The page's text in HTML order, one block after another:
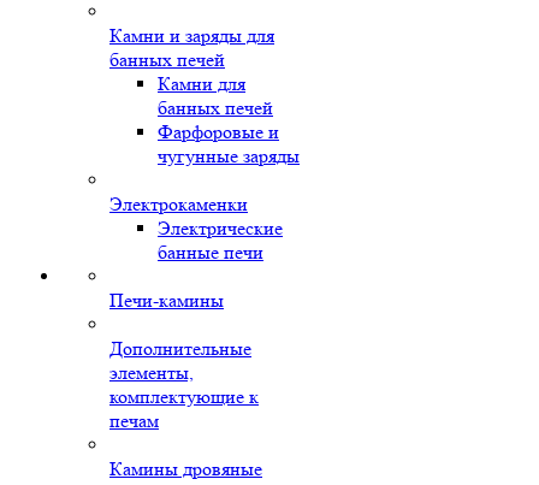
Камни и заряды для
банных печей
Камни для
банных печей
Фарфоровые и
чугунные заряды
Электрокаменки
Электрические
банные печи
Печи-камины
Дополнительные
элементы,
комплектующие к
печам
Камины дровяные